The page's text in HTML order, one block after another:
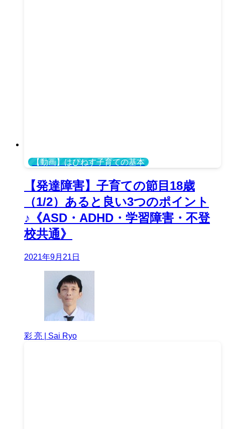
【動画】はぴねす子育ての基本
【発達障害】子育ての節目18歳
（1/2）あると良い3つのポイント
♪《ASD・ADHD・学習障害・不登
校共通》
2021年9月21日
彩 亮 | Sai Ryo